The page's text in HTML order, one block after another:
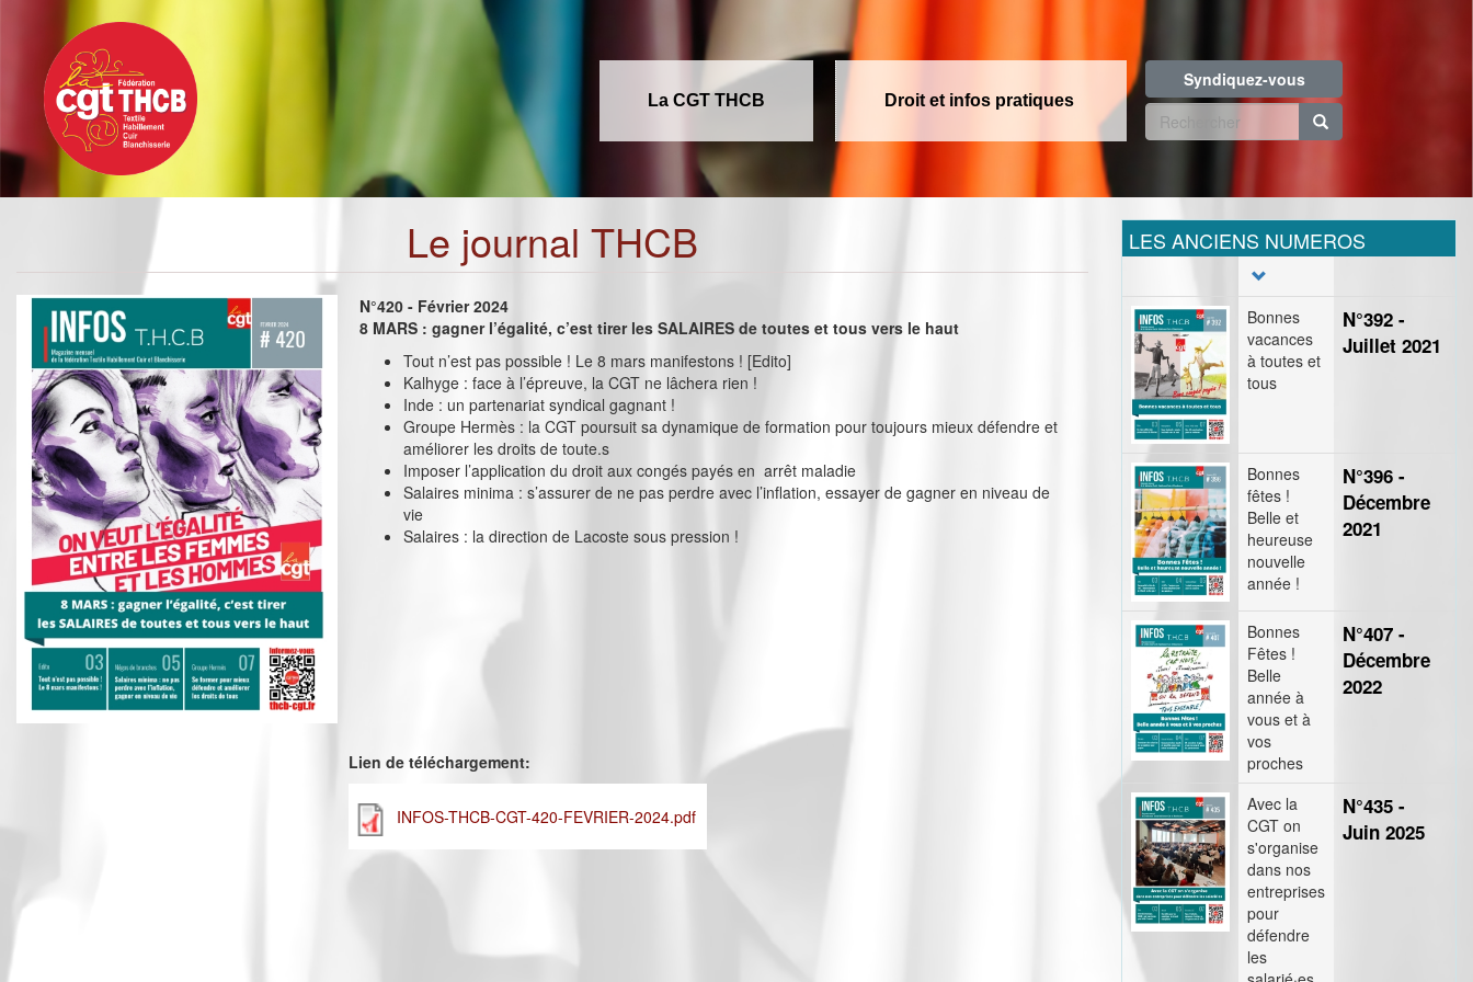
contenu
principal
La CGT THCB Droit et infos pratiques
Syndiquez-vous
Formulaire
recherche
Le journal THCB
N°420 - Février 2024
8 MARS : gagner l’égalité, c’est tirer les SALAIRES de toutes et tous vers le haut
Tout n’est pas possible ! Le 8 mars manifestons ! [Edito]
Kalhyge : face à l’épreuve, la CGT ne lâchera rien !
Inde : un partenariat syndical gagnant !
Groupe Hermès : la CGT poursuit sa dynamique de formation pour toujours mieux défendre et
améliorer les droits de toute.s
Imposer l’application du droit aux congés payés en arrêt maladie
Salaires minima : s’assurer de ne pas perdre avec l’inflation, essayer de gagner en niveau de
vie
Salaires : la direction de Lacoste sous pression !
Lien de téléchargement:
INFOS-THCB-CGT-420-FEVRIER-2024.pdf
LES ANCIENS NUMEROS
Bonnes
vacances
à toutes et
tous
N°392 -
Juillet 2021
Bonnes
fêtes !
Belle et
heureuse
nouvelle
année !
N°396 -
Décembre
2021
Bonnes
Fêtes !
Belle
année à
vous et à
vos
proches
N°407 -
Décembre
2022
Avec la
CGT on
s'organise
dans nos
entreprises
pour
défendre
les
N°435 -
Juin 2025